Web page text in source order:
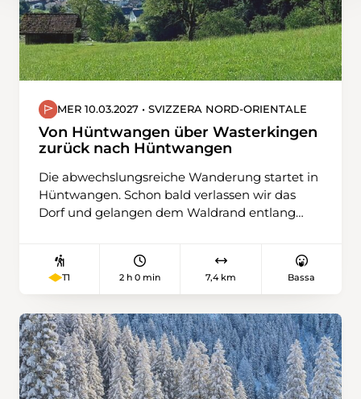
MER 10.03.2027 • SVIZZERA NORD-ORIENTALE
Von Hüntwangen über Wasterkingen
zurück nach Hüntwangen
Die abwechslungsreiche Wanderung startet in
Hüntwangen. Schon bald verlassen wir das
Dorf und gelangen dem Waldrand entlang
ein schmuckes Dorf mit vielen schönen
Riegelhäusern. Nun führt uns der Weg an
hinauf zum Bergheim. Jetzt ist es nicht mehr
weit bis zur Landesgrenze, deren wir ein Stück
folgen werden. Durch Wald und teils schmale
Pfade geht es immer leicht bergab, vorbei an
der Forsthütte zum Langacker mit herrlicher
T1 2 h 0 min 7,4 km Bassa